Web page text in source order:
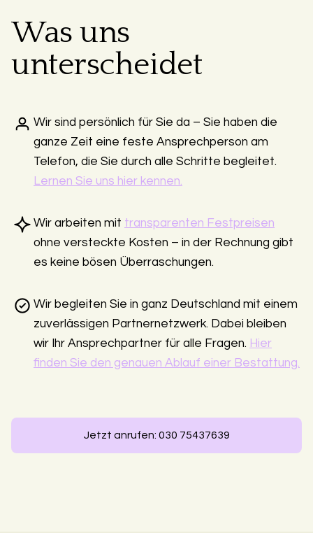
Was uns
unterscheidet
Wir sind persönlich für Sie da – Sie haben die
ganze Zeit eine feste Ansprechperson am
Telefon, die Sie durch alle Schritte begleitet.
Lernen Sie uns hier kennen.
Wir arbeiten mit transparenten Festpreisen
ohne versteckte Kosten – in der Rechnung gibt
es keine bösen Überraschungen.
Wir begleiten Sie in ganz Deutschland mit einem
zuverlässigen Partnernetzwerk. Dabei bleiben
wir Ihr Ansprechpartner für alle Fragen. Hier
finden Sie den genauen Ablauf einer Bestattung.
Jetzt anrufen: 030 75437639